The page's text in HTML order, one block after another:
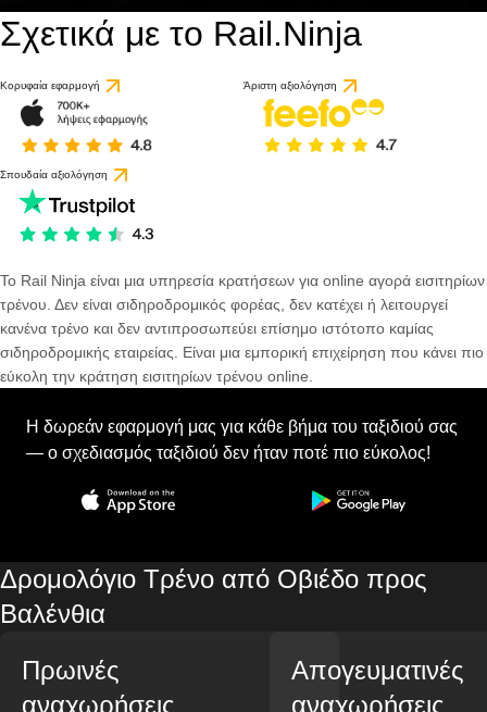
Σχετικά με το Rail.Ninja
Κορυφαία εφαρμογή Άριστη αξιολόγηση
Σπουδαία αξιολόγηση
Το Rail Ninja είναι μια υπηρεσία κρατήσεων για online αγορά εισιτηρίων
τρένου. Δεν είναι σιδηροδρομικός φορέας, δεν κατέχει ή λειτουργεί
κανένα τρένο και δεν αντιπροσωπεύει επίσημο ιστότοπο καμίας
σιδηροδρομικής εταιρείας. Είναι μια εμπορική επιχείρηση που κάνει πιο
εύκολη την κράτηση εισιτηρίων τρένου online.
Η δωρεάν εφαρμογή μας για κάθε βήμα του ταξιδιού σας
— ο σχεδιασμός ταξιδιού δεν ήταν ποτέ πιο εύκολος!
Δρομολόγιο Τρένο από Οβιέδο προς
Βαλένθια
Πρωινές
αναχωρήσεις
Απογευματινές
αναχωρήσεις